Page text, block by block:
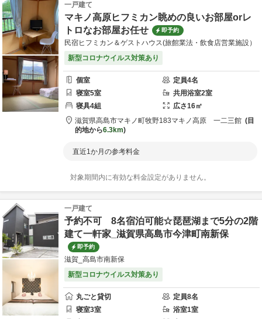
一戸建て
マキノ高原ヒフミカン眺めの良いお部屋orレ
トロなお部屋お任せ
即予約
民宿ヒフミカン＆ゲストハウス(旅館業法・飲食店営業施設）
新型コロナウイルス対策あり
個室 定員4名
寝室5室 共用浴室2室
寝具4組 広さ16㎡
滋賀県高島市マキノ町牧野183マキノ高原 一二三館
目
的地から6.3km
直近1か月の参考料金
対象期間内に有効な料金設定がありません。
一戸建て
予約不可 8名宿泊可能☆琵琶湖まで5分の2階
建て一軒家_滋賀県高島市今津町南新保
即予約
滋賀_高島市南新保
新型コロナウイルス対策あり
丸ごと貸切 定員8名
寝室3室 浴室1室